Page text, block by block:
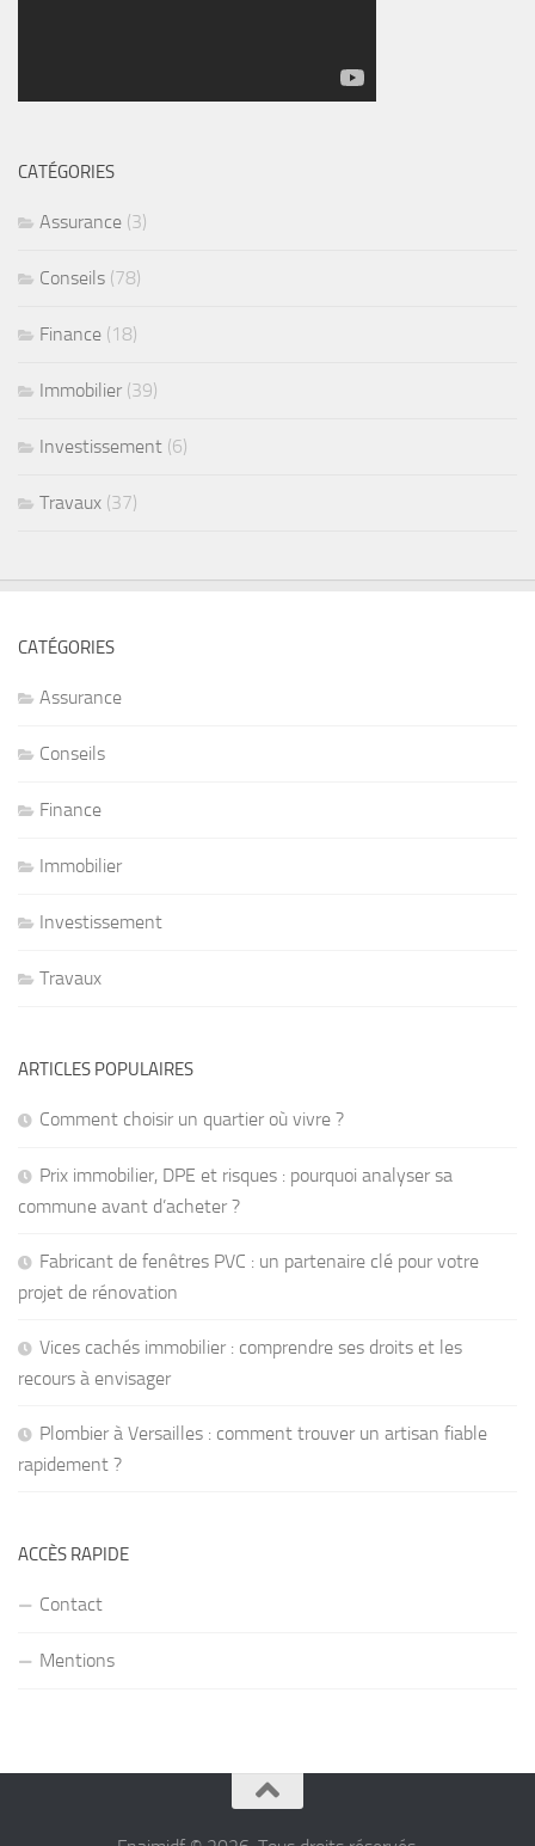
CATÉGORIES
Assurance (3)
Conseils (78)
Finance (18)
Immobilier (39)
Investissement (6)
Travaux (37)
CATÉGORIES
Assurance
Conseils
Finance
Immobilier
Investissement
Travaux
ARTICLES POPULAIRES
Comment choisir un quartier où vivre ?
Prix immobilier, DPE et risques : pourquoi analyser sa
commune avant d’acheter ?
Fabricant de fenêtres PVC : un partenaire clé pour votre
projet de rénovation
Vices cachés immobilier : comprendre ses droits et les
recours à envisager
Plombier à Versailles : comment trouver un artisan fiable
rapidement ?
ACCÈS RAPIDE
Contact
Mentions